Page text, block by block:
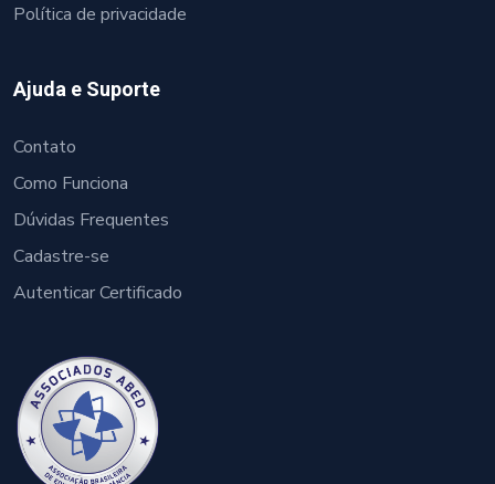
Política de privacidade
Ajuda e Suporte
Contato
Como Funciona
Dúvidas Frequentes
Cadastre-se
Autenticar Certificado